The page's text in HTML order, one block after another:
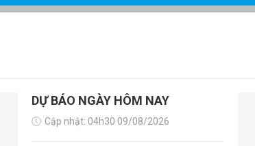
DỰ BÁO NGÀY HÔM NAY
Cập nhật: 04h30 09/08/2026